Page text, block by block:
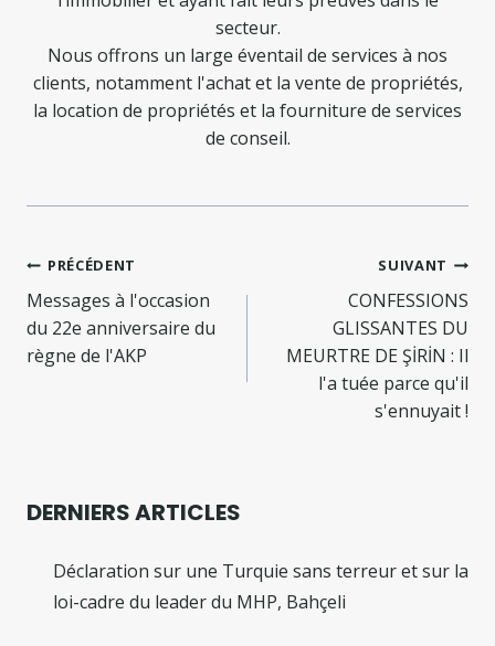
secteur.
Nous offrons un large éventail de services à nos
clients, notamment l'achat et la vente de propriétés,
la location de propriétés et la fourniture de services
de conseil.
Navigation
de
l’article
PRÉCÉDENT
Messages à l'occasion
du 22e anniversaire du
règne de l'AKP
SUIVANT
CONFESSIONS
GLISSANTES DU
MEURTRE DE ŞİRİN : Il
l'a tuée parce qu'il
s'ennuyait !
DERNIERS ARTICLES
Déclaration sur une Turquie sans terreur et sur la
loi-cadre du leader du MHP, Bahçeli